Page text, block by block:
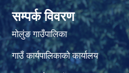
सम्पर्क विवरण
मोलुंङ गाउँपालिका
गाउँ कार्यपालिकाको कार्यालय